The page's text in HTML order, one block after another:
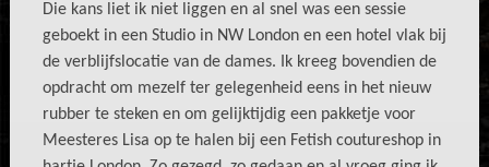
Die kans liet ik niet liggen en al snel was een sessie
geboekt in een Studio in NW London en een hotel vlak bij
de verblijfslocatie van de dames. Ik kreeg bovendien de
opdracht om mezelf ter gelegenheid eens in het nieuw
rubber te steken en om gelijktijdig een pakketje voor
Meesteres Lisa op te halen bij een Fetish coutureshop in